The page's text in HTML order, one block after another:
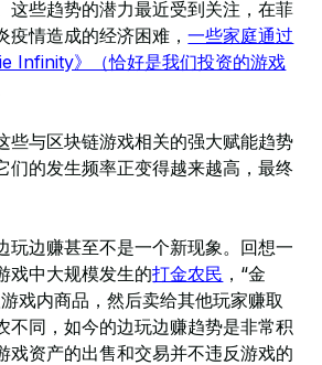
这些趋势的潜力最近受到关注，在菲
疫情造成的经济困难，一些家庭通过
Infinity》（恰好是我们投资的游戏
些与区块链游戏相关的强大赋能趋势
们的发生频率正变得越来越高，最终
玩边赚甚至不是一个新现象。回想一
戏中大规模发生的打金农民 ，“金
戏内商品，然后卖给其他玩家赚取
不同，如今的边玩边赚趋势是非常积
戏资产的出售和交易并不违反游戏的